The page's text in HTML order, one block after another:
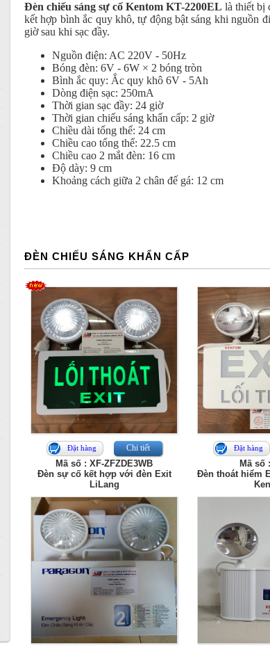
Đèn chiếu sáng sự cố Kentom KT-2200EL là thiết bị
kết hợp bình ắc quy khô, tự động bật sáng khi nguồn
giờ sau khi sạc đầy.
Nguồn điện: AC 220V - 50Hz
Bóng đèn: 6V - 6W × 2 bóng tròn
Bình ắc quy: Ắc quy khô 6V - 5Ah
Dòng điện sạc: 250mA
Thời gian sạc đầy: 24 giờ
Thời gian chiếu sáng khẩn cấp: 2 giờ
Chiều dài tổng thể: 24 cm
Chiều cao tổng thể: 22.5 cm
Chiều cao 2 mắt đèn: 16 cm
Độ dày: 9 cm
Khoảng cách giữa 2 chân đế gá: 12 cm
ĐÈN CHIẾU SÁNG KHẨN CẤP
Đặt hàng Chi tiết
Mã số : XF-ZFZDE3WB
Đèn sự cố kết hợp với đèn Exit
LiLang
Đặt hàng
Mã số
Đèn thoát hiểm